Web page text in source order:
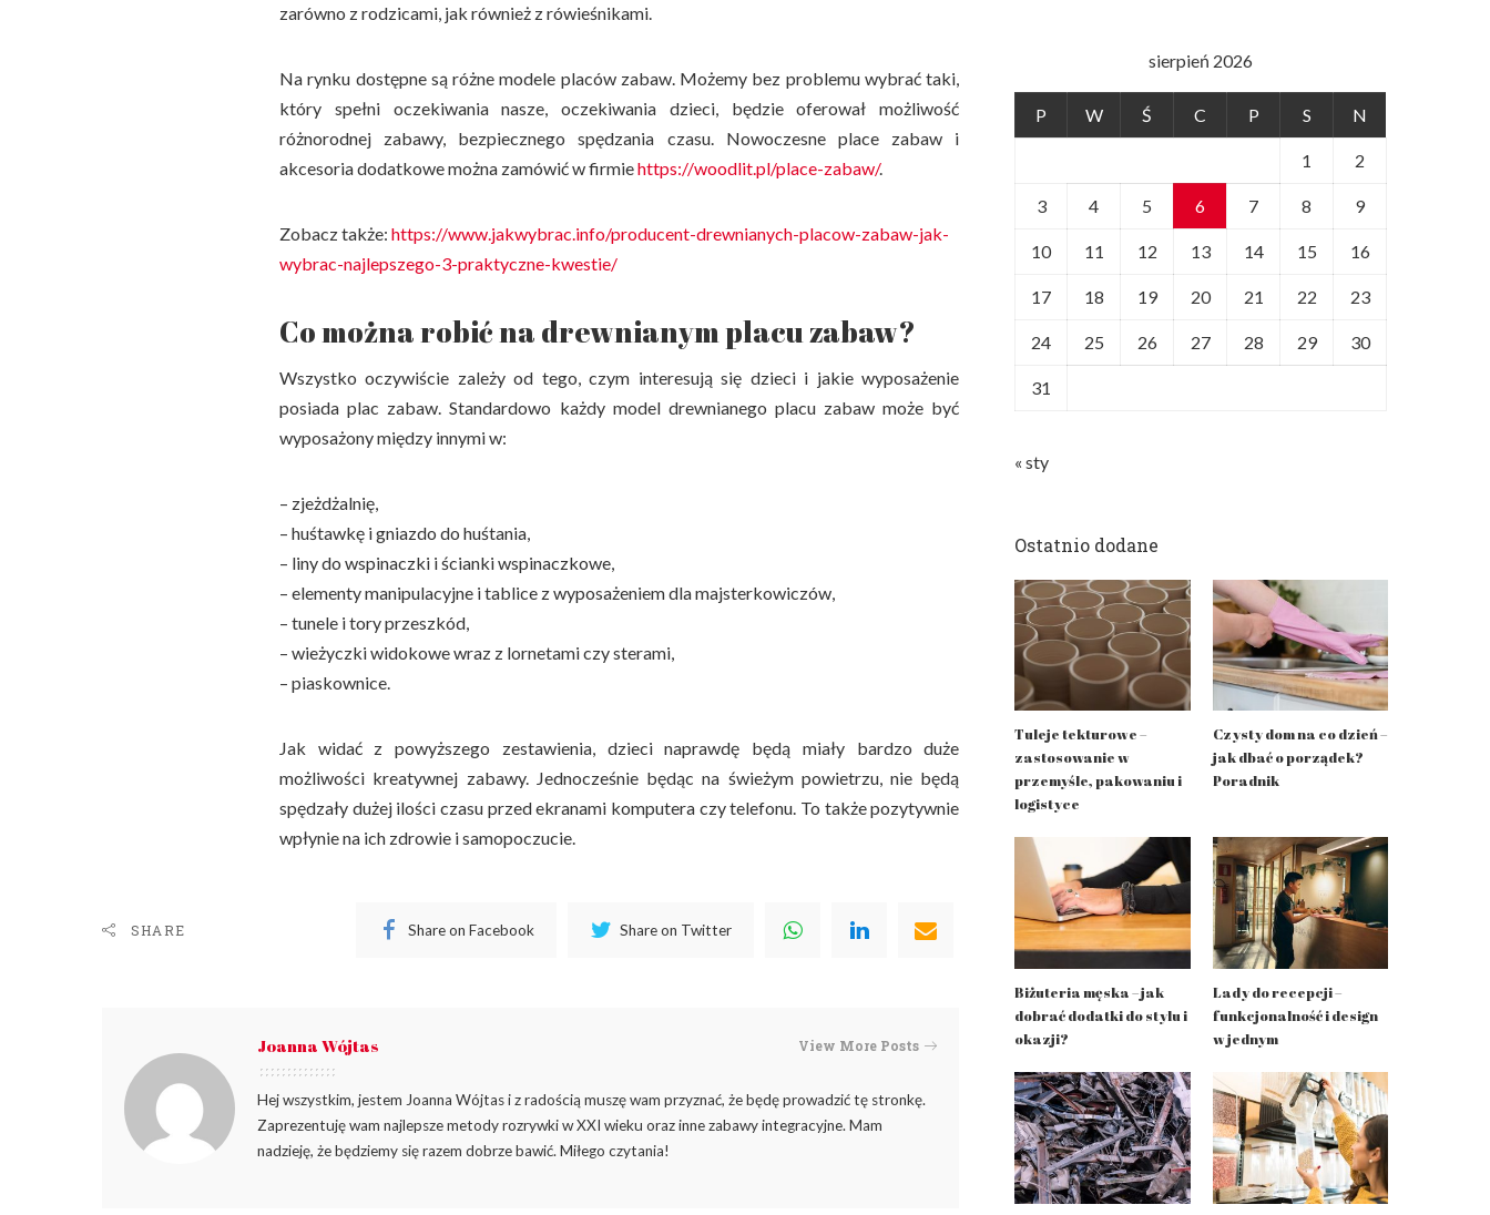
zarówno z rodzicami, jak również z rówieśnikami.
Na rynku dostępne są różne modele placów zabaw. Możemy bez problemu wybrać taki,
który spełni oczekiwania nasze, oczekiwania dzieci, będzie oferował możliwość
różnorodnej zabawy, bezpiecznego spędzania czasu. Nowoczesne place zabaw i
akcesoria dodatkowe można zamówić w firmiehttps://woodlit.pl/place-zabaw/.
Zobacz także: https://www.jakwybrac.info/producent-drewnianych-placow-zabaw-jak-
wybrac-najlepszego-3-praktyczne-kwestie/
Co można robić na drewnianym placu zabaw?
Wszystko oczywiście zależy od tego, czym interesują się dzieci i jakie wyposażenie
posiada plac zabaw. Standardowo każdy model drewnianego placu zabaw może być
wyposażony między innymi w:
– zjeżdżalnię,
– huśtawkę i gniazdo do huśtania,
– liny do wspinaczki i ścianki wspinaczkowe,
– elementy manipulacyjne i tablice z wyposażeniem dla majsterkowiczów,
– tunele i tory przeszkód,
– wieżyczki widokowe wraz z lornetami czy sterami,
– piaskownice.
Jak widać z powyższego zestawienia, dzieci naprawdę będą miały bardzo duże
możliwości kreatywnej zabawy. Jednocześnie będąc na świeżym powietrzu, nie będą
spędzały dużej ilości czasu przed ekranami komputera czy telefonu. To także pozytywnie
wpłynie na ich zdrowie i samopoczucie.
SHARE Share on Facebook Share on Twitter
Joanna Wójtas View More Posts
Hej wszystkim, jestem Joanna Wójtas i z radością muszę wam przyznać, że będę prowadzić tę stronkę.
Zaprezentuję wam najlepsze metody rozrywki w XXI wieku oraz inne zabawy integracyjne. Mam
nadzieję, że będziemy się razem dobrze bawić. Miłego czytania!
sierpień 2026
P W Ś C P S N
1 2
3 4 5 6 7 8 9
10 11 12 13 14 15 16
17 18 19 20 21 22 23
24 25 26 27 28 29 30
31
« sty
Ostatnio dodane
Tuleje tekturowe –
zastosowanie w
przemyśle, pakowaniu i
logistyce
Czysty dom na co dzień –
jak dbać o porządek?
Poradnik
Biżuteria męska – jak
dobrać dodatki do stylu i
okazji?
Lady do recepcji –
funkcjonalność i design
w jednym